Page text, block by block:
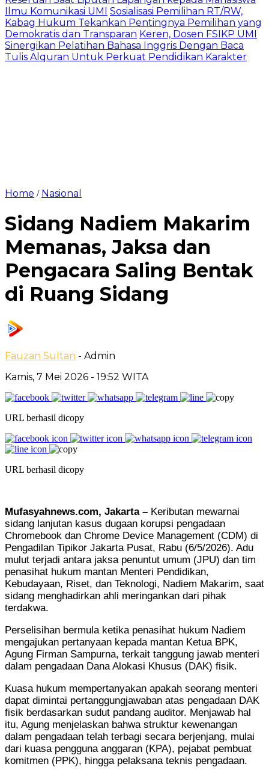
Ilmu Komunikasi UMI Sosialisasi Pemilihan RT/RW,
Kabag Hukum Tekankan Pentingnya Pemilihan yang
Demokratis dan Transparan Keren, Dosen FSIKP UMI
Sinergikan Pelatihan Bahasa Inggris Dengan Baca
Tulis Alquran Untuk Perkuat Pendidikan Karakter
Home / Nasional
Sidang Nadiem Makarim
Memanas, Jaksa dan
Pengacara Saling Bentak
di Ruang Sidang
Fauzan Sultan - Admin
Kamis, 7 Mei 2026 - 19:52 WITA
URL berhasil dicopy
URL berhasil dicopy
Mufasyahnews.com, Jakarta – Keributan mewarnai
sidang lanjutan kasus dugaan korupsi pengadaan
Chromebook dan Chrome Device Management (CDM) di
Pengadilan Tipikor Jakarta Pusat, Rabu (6/5/2026). Adu
mulut terjadi antara jaksa penuntut umum (JPU) dan tim
penasihat hukum mantan Menteri Pendidikan,
Kebudayaan, Riset, dan Teknologi, Nadiem Makarim, saat
sidang menghadirkan ahli meringankan dari pihak
terdakwa.
Perselisihan bermula ketika penasihat hukum Nadiem
mengajukan pertanyaan kepada mantan Ketua BPK,
Agung Firman Sampurna, terkait tanggung jawab menteri
dalam pengadaan Dana Alokasi Khusus (DAK) fisik.
Kuasa hukum mempertanyakan apakah seorang menteri
dapat dimintai pertanggungjawaban atas pengadaan DAK
fisik berdasarkan sudut pandang auditor. Menjawab hal
itu, Agung menjelaskan bahwa struktur kewenangan
dalam pengadaan telah terbagi secara berjenjang, mulai
dari kuasa pengguna anggaran (KPA), pejabat pembuat
komitmen (PPK), hingga pelaksana teknis pengadaan.